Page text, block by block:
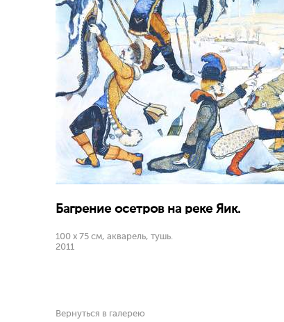
Багрение осетров на реке Яик.
100 х 75 см, акварель, тушь.
2011
Вернуться в галерею